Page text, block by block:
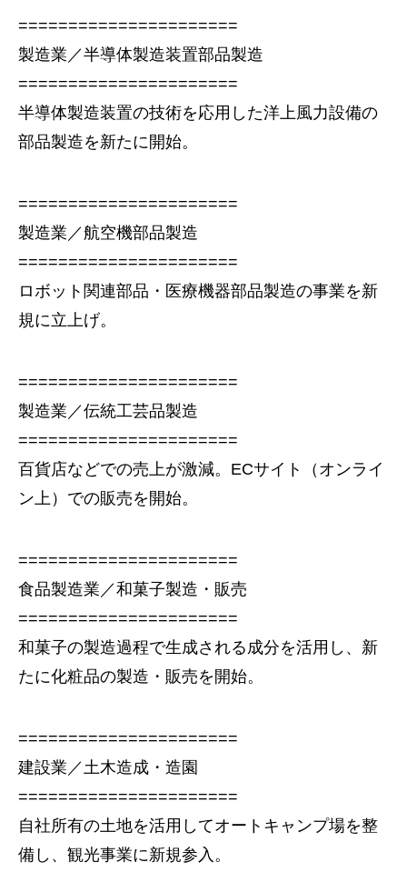
======================
製造業／半導体製造装置部品製造
======================
半導体製造装置の技術を応用した洋上風力設備の
部品製造を新たに開始。
======================
製造業／航空機部品製造
======================
ロボット関連部品・医療機器部品製造の事業を新
規に立上げ。
======================
製造業／伝統工芸品製造
======================
百貨店などでの売上が激減。ECサイト（オンライ
ン上）での販売を開始。
======================
食品製造業／和菓子製造・販売
======================
和菓子の製造過程で生成される成分を活用し、新
たに化粧品の製造・販売を開始。
======================
建設業／土木造成・造園
======================
自社所有の土地を活用してオートキャンプ場を整
備し、観光事業に新規参入。